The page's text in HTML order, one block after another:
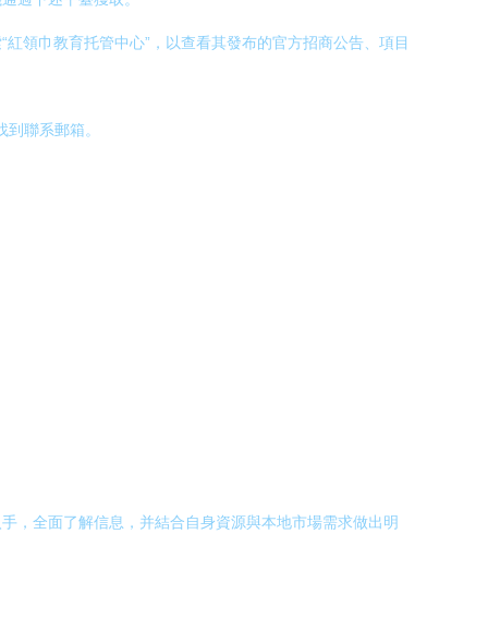
領巾教育托管中心”，以查看其發布的官方招商公告、項目
聯系郵箱。
，全面了解信息，并結合自身資源與本地市場需求做出明